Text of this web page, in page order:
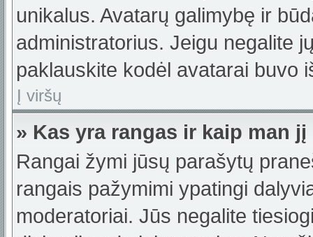
unikalus. Avatarų galimybę ir
administratorius. Jeigu negalite
paklauskite kodėl avatarai buvo
Į viršų
» Kas yra rangas ir kaip man
Rangai žymi jūsų parašytų
rangais pažymimi ypatingi
moderatoriai. Jūs negalite